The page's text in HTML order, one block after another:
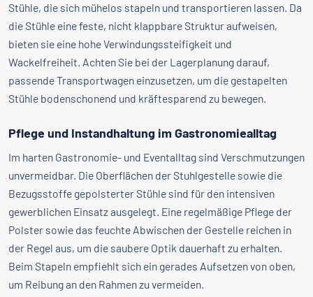
Stühle, die sich mühelos stapeln und transportieren lassen. Da
die Stühle eine feste, nicht klappbare Struktur aufweisen,
bieten sie eine hohe Verwindungssteifigkeit und
Wackelfreiheit. Achten Sie bei der Lagerplanung darauf,
passende Transportwagen einzusetzen, um die gestapelten
Stühle bodenschonend und kräftesparend zu bewegen.
Pflege und Instandhaltung im Gastronomiealltag
Im harten Gastronomie- und Eventalltag sind Verschmutzungen
unvermeidbar. Die Oberflächen der Stuhlgestelle sowie die
Bezugsstoffe gepolsterter Stühle sind für den intensiven
gewerblichen Einsatz ausgelegt. Eine regelmäßige Pflege der
Polster sowie das feuchte Abwischen der Gestelle reichen in
der Regel aus, um die saubere Optik dauerhaft zu erhalten.
Beim Stapeln empfiehlt sich ein gerades Aufsetzen von oben,
um Reibung an den Rahmen zu vermeiden.